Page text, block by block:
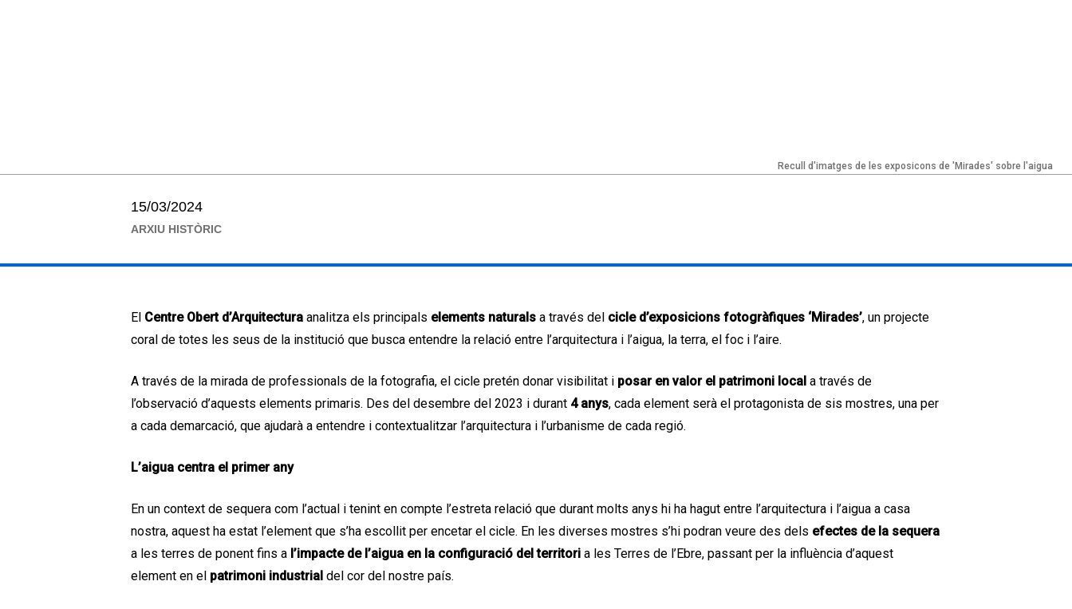
Recull d'imatges de les exposicons de 'Mirades' sobre l'aigua
15/03/2024
ARXIU HISTÒRIC
El Centre Obert d’Arquitectura analitza els principals elements naturals a través del cicle d’exposicions fotogràfiques ‘Mirades’, un projecte
coral de totes les seus de la institució que busca entendre la relació entre l’arquitectura i l’aigua, la terra, el foc i l’aire.
A través de la mirada de professionals de la fotografia, el cicle pretén donar visibilitat i posar en valor el patrimoni local a través de
l’observació d’aquests elements primaris. Des del desembre del 2023 i durant 4 anys, cada element serà el protagonista de sis mostres, una per
a cada demarcació, que ajudarà a entendre i contextualitzar l’arquitectura i l’urbanisme de cada regió.
L’aigua centra el primer any
En un context de sequera com l’actual i tenint en compte l’estreta relació que durant molts anys hi ha hagut entre l’arquitectura i l’aigua a casa
nostra, aquest ha estat l’element que s’ha escollit per encetar el cicle. En les diverses mostres s’hi podran veure des dels efectes de la sequera
a les terres de ponent fins a l’impacte de l’aigua en la configuració del territori a les Terres de l’Ebre, passant per la influència d’aquest
element en el patrimoni industrial del cor del nostre país.